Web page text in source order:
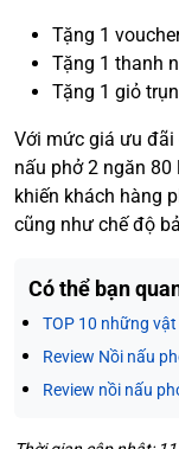
Tặng 1
Tặng 1 thanh
Tặng 1 giỏ
Với mức giá ưu đãi
nấu phở 2 ngăn 80
khiến khách hàng
cũng như chế độ
Có thể bạn
TOP 10 những
Review Nồi nấu
Review nồi nấu